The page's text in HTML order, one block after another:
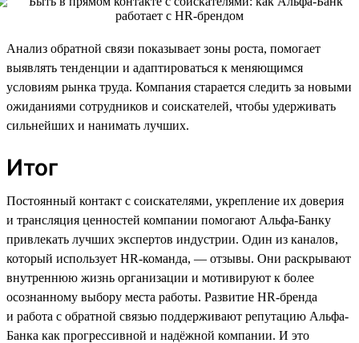
Анализ обратной связи показывает зоны роста, помогает
выявлять тенденции и адаптироваться к меняющимся
условиям рынка труда. Компания старается следить за новыми
ожиданиями сотрудников и соискателей, чтобы удерживать
сильнейших и нанимать лучших.
Итог
Постоянный контакт с соискателями, укрепление их доверия
и трансляция ценностей компании помогают Альфа-Банку
привлекать лучших экспертов индустрии. Один из каналов,
который использует HR-команда, — отзывы. Они раскрывают
внутреннюю жизнь организации и мотивируют к более
осознанному выбору места работы. Развитие HR-бренда
и работа с обратной связью поддерживают репутацию Альфа-
Банка как прогрессивной и надёжной компании. И это